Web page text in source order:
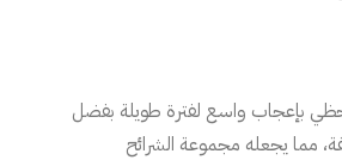
بإعجاب واسع لفترة طويلة بفضل
مما يجعله مجموعة الشرائح